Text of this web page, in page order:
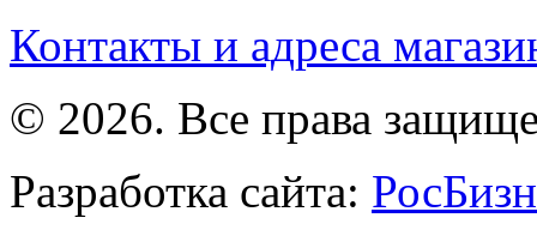
Контакты и адреса
© 2026. Все права
Разработка сайта: